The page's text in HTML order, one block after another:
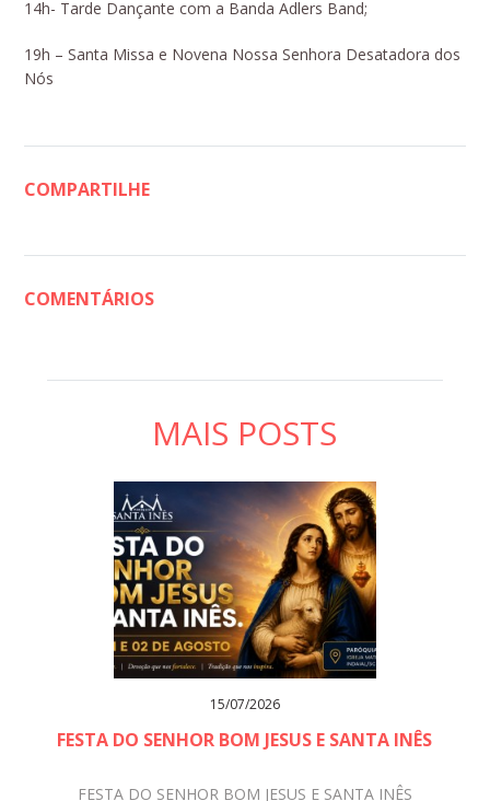
14h- Tarde Dançante com a Banda Adlers Band;
19h – Santa Missa e Novena Nossa Senhora Desatadora dos
Nós
COMPARTILHE
COMENTÁRIOS
MAIS POSTS
15/07/2026
FESTA DO SENHOR BOM JESUS E SANTA INÊS
FESTA DO SENHOR BOM JESUS E SANTA INÊS